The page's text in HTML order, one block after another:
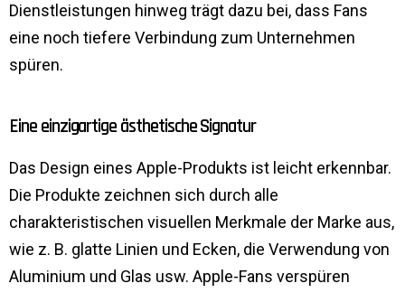
Dienstleistungen hinweg trägt dazu bei, dass Fans
eine noch tiefere Verbindung zum Unternehmen
spüren.
Eine einzigartige ästhetische Signatur
Das Design eines Apple-Produkts ist leicht erkennbar.
Die Produkte zeichnen sich durch alle
charakteristischen visuellen Merkmale der Marke aus,
wie z. B. glatte Linien und Ecken, die Verwendung von
Aluminium und Glas usw. Apple-Fans verspüren